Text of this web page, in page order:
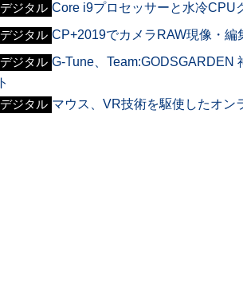
デジタル Core i9プロセッサーと水冷CPU
デジタル CP+2019でカメラRAW現像・編
デジタル G-Tune、Team:GODSGARDEN
ト
デジタル マウス、VR技術を駆使したオン